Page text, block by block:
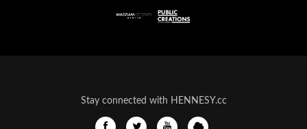
Stay connected with HENNESY.cc